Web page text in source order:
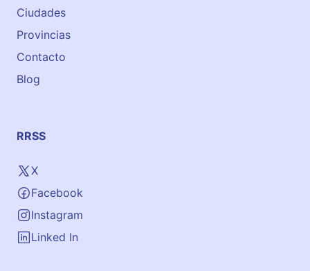
a
d
E
s
ñ
l
A
l
m
u
ñ
Ciudades
Provincias
Contacto
Blog
RRSS
X
Facebook
Instagram
Linked In